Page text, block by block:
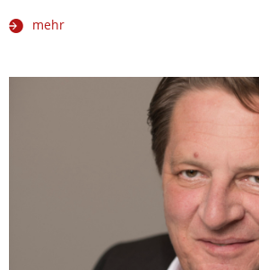
mehr